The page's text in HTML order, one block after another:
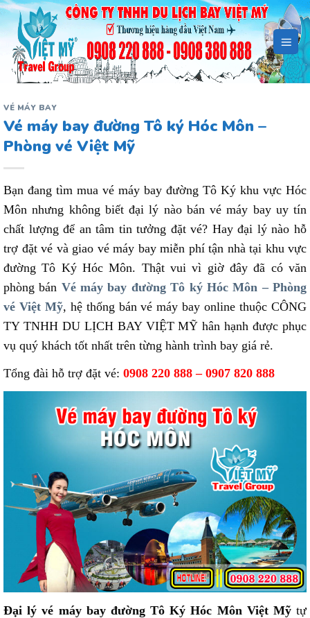
Bỏ
qua
dung
VÉ MÁY BAY
Vé máy bay đường Tô ký Hóc Môn –
Phòng vé Việt Mỹ
Bạn đang tìm mua vé máy bay đường Tô Ký khu vực Hóc
Môn nhưng không biết đại lý nào bán vé máy bay uy tín
chất lượng để an tâm tin tưởng đặt vé? Hay đại lý nào hỗ
trợ đặt vé và giao vé máy bay miễn phí tận nhà tại khu vực
đường Tô Ký Hóc Môn. Thật vui vì giờ đây đã có văn
phòng bán Vé máy bay đường Tô ký Hóc Môn – Phòng
vé Việt Mỹ, hệ thống bán vé máy bay online thuộc CÔNG
TY TNHH DU LỊCH BAY VIỆT MỸ hân hạnh được phục
vụ quý khách tốt nhất trên từng hành trình bay giá rẻ.
Tổng đài hỗ trợ đặt vé: 0908 220 888 – 0907 820 888
Đại lý vé máy bay đường Tô Ký Hóc Môn Việt Mỹtự